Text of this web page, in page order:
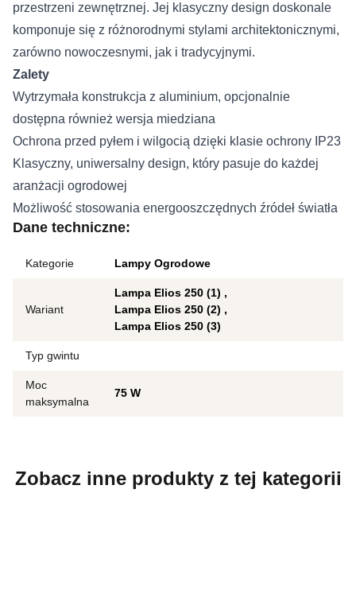
przestrzeni zewnętrznej. Jej klasyczny design doskonale
komponuje się z różnorodnymi stylami architektonicznymi,
zarówno nowoczesnymi, jak i tradycyjnymi.
Zalety
Wytrzymała konstrukcja z aluminium, opcjonalnie
dostępna również wersja miedziana
Ochrona przed pyłem i wilgocią dzięki klasie ochrony IP23
Klasyczny, uniwersalny design, który pasuje do każdej
aranżacji ogrodowej
Możliwość stosowania energooszczędnych źródeł światła
Dane techniczne:
Kategorie Lampy Ogrodowe
Wariant
Lampa Elios 250 (1)
Lampa Elios 250 (2)
Lampa Elios 250 (3)
Typ gwintu
Moc
maksymalna
75 W
Zobacz inne produkty z tej kategorii